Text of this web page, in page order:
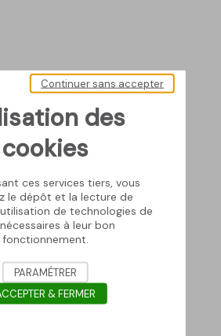
des
cookies
ces services tiers, vous
le dépôt et la lecture de
de technologies de
à leur bon
fonctionnement.
Continuer sans accepter
PARAMÉTRER
& FERMER